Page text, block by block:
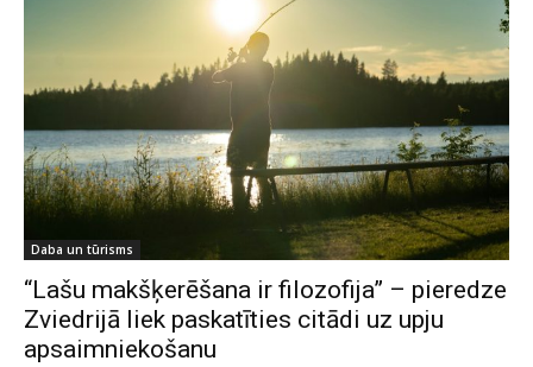
Daba un tūrisms
“Lašu makšķerēšana ir filozofija” – pieredze
Zviedrijā liek paskatīties citādi uz upju
apsaimniekošanu